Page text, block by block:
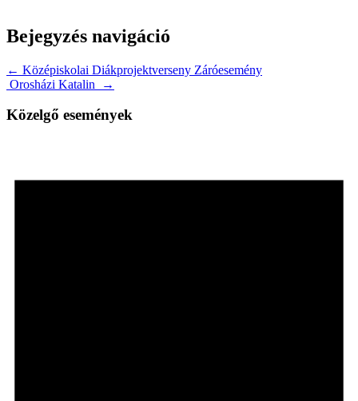
Bejegyzés navigáció
← Középiskolai Diákprojektverseny Záróesemény
Orosházi Katalin →
Közelgő események